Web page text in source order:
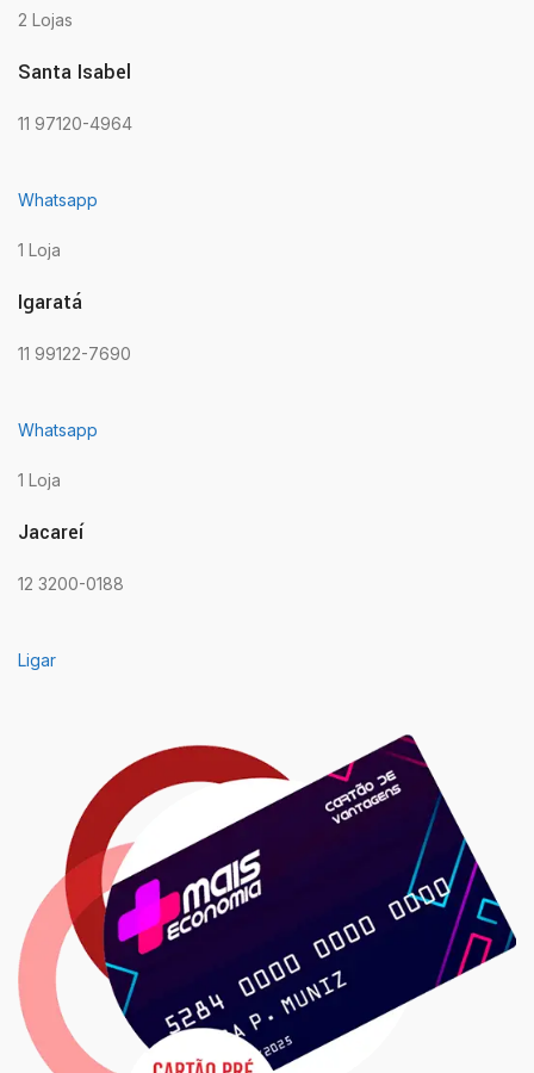
2 Lojas
Santa Isabel
11 97120-4964
Whatsapp
1 Loja
Igaratá
11 99122-7690
Whatsapp
1 Loja
Jacareí
12 3200-0188
Ligar